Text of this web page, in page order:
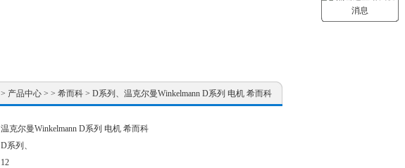
> 产品中心 > > 希而科 > D系列、温克尔曼Winkelmann D系列 电机 希而科
温克尔曼Winkelmann D系列 电机 希而科
D系列、
12